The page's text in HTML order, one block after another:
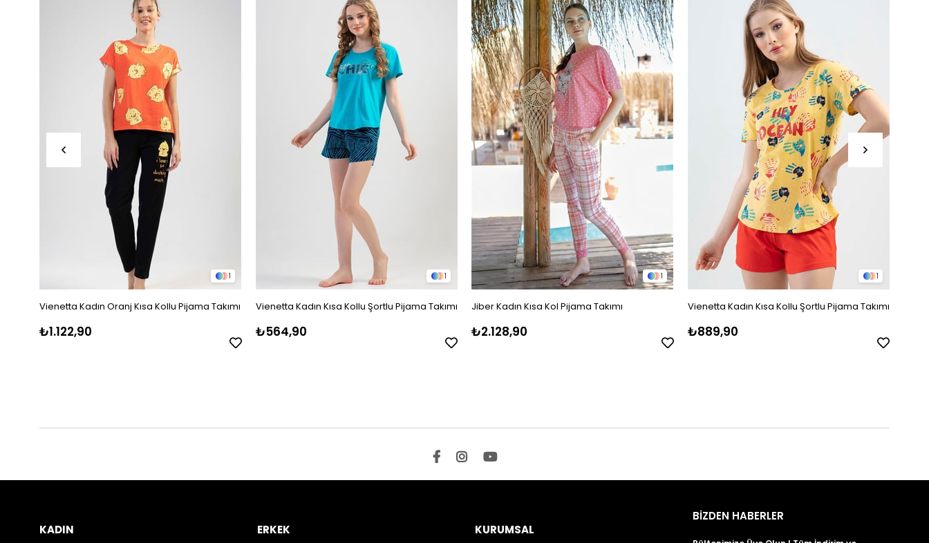
1
Vienetta Kadın Oranj Kısa Kollu Pijama Takımı
₺1.122,90
1
Vienetta Kadın Kısa Kollu Şortlu Pijama Takımı
₺564,90
1
Jiber Kadın Kısa Kol Pijama Takımı
₺2.128,90
1
Vienetta Kadın Kısa Kollu Şortlu Pijama Takımı
₺889,90
KADIN ERKEK KURUMSAL
BİZDEN HABERLER